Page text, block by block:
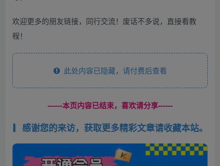
欢迎更多的朋友链接，同行交流！废话不多说，直接看教
程！
此处内容已隐藏，请付费后查看
------本页内容已结束，喜欢请分享------
感谢您的来访，获取更多精彩文章请收藏本站。